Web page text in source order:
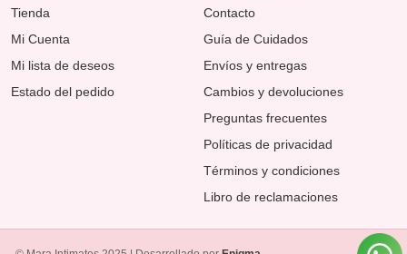
Tienda
Mi Cuenta
Mi lista de deseos
Estado del pedido
Contacto
Guía de Cuidados
Envíos y entregas
Cambios y devoluciones
Preguntas frecuentes
Políticas de privacidad
Términos y condiciones
Libro de reclamaciones